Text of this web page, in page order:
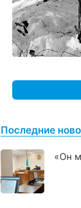
Последние
«Он